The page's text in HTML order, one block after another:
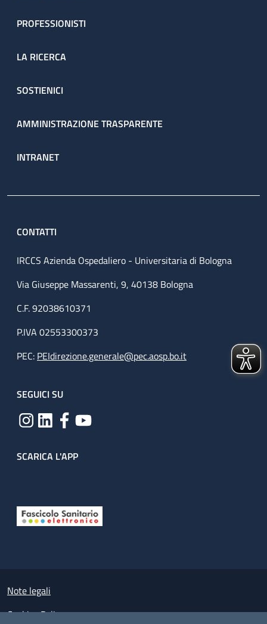
PROFESSIONISTI
LA RICERCA
SOSTIENICI
AMMINISTRAZIONE TRASPARENTE
INTRANET
CONTATTI
IRCCS Azienda Ospedaliero - Universitaria di Bologna
Via Giuseppe Massarenti, 9, 40138 Bologna
C.F. 92038610371
P.IVA 02553300373
PEC: PEIdirezione.generale@pec.aosp.bo.it
SEGUICI SU
SCARICA L'APP
Small prints
Note legali
Cookies Policy